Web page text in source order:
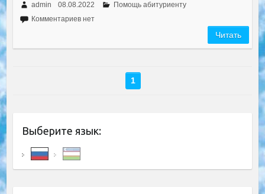
admin 08.08.2022
Помощь абитуриенту
Комментариев нет
Читать
1
Выберите язык: